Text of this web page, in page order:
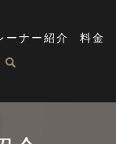
ーナー紹介 料金